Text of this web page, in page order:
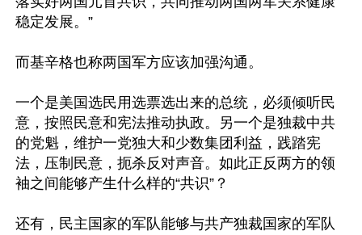
稳定发展。”
而基辛格也称两国军方应该加强沟通。
一个是美国选民用选票选出来的总统，必须倾听民
意，按照民意和宪法推动执政。另一个是独裁中共
的党魁，维护一党独大和少数集团利益，践踏宪
法，压制民意，扼杀反对声音。如此正反两方的领
袖之间能够产生什么样的“共识”？
还有，民主国家的军队能够与共产独裁国家的军队